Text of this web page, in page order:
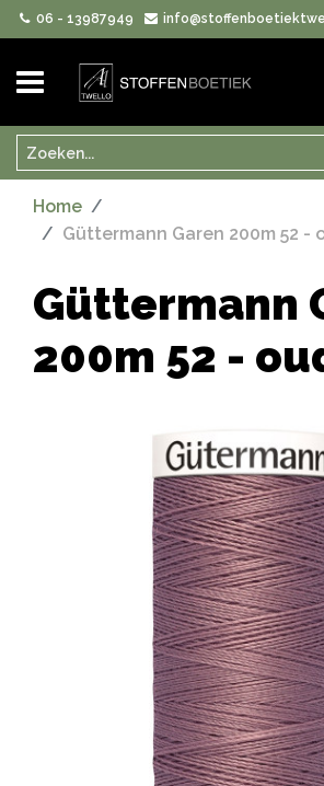
06 - 13987949
Zoeken
Home
Güttermann Garen 200m 52 -
Güttermann
200m 52 -